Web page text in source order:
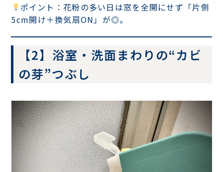
ポイント：花粉の多い日は窓を全開にせず「片側
5cm開け＋換気扇ON」が◎。
【2】浴室・洗面まわりの“カビ
の芽”つぶし